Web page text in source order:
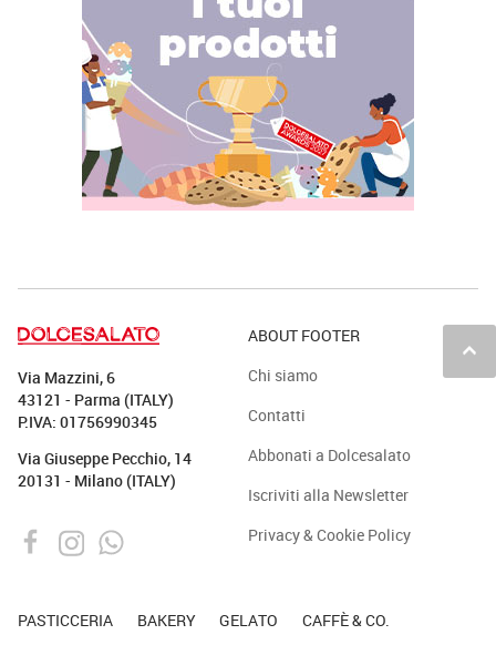
keyboard_arrow_up
Via Mazzini, 6
43121 - Parma (ITALY)
P.IVA: 01756990345
Via Giuseppe Pecchio, 14
20131 - Milano (ITALY)
ABOUT FOOTER
Chi siamo
Contatti
Abbonati a Dolcesalato
Iscriviti alla Newsletter
Privacy & Cookie Policy
PASTICCERIA BAKERY GELATO CAFFÈ & CO.